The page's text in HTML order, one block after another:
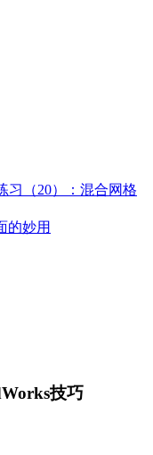
习（20）：混合网格
的妙用
技巧